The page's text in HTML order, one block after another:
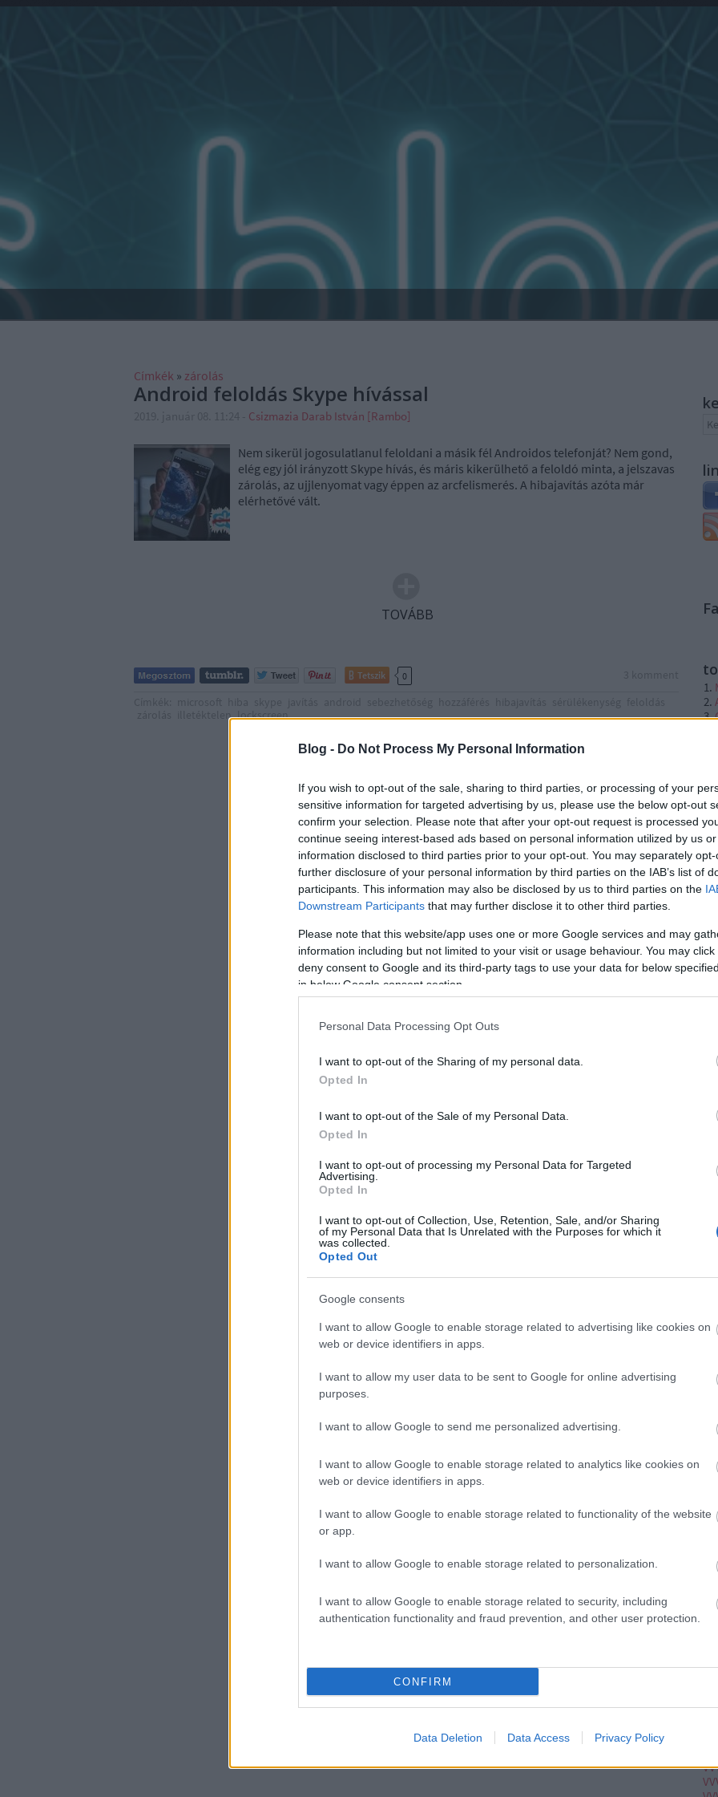
Blog - Do Not Process My Personal Information
If you wish to opt-out of the sale, sharing to third parties, or processing of your
sensitive information for targeted advertising by us, please use the below opt-out
confirm your selection. Please note that after your opt-out request is processed
continue seeing interest-based ads based on personal information utilized by us
information disclosed to third parties prior to your opt-out. You may separately
further disclosure of your personal information by third parties on the IAB’s list of
participants. This information may also be disclosed by us to third parties on the
Downstream Participants that may further disclose it to other third parties.
Please note that this website/app uses one or more Google services and may
information including but not limited to your visit or usage behaviour. You may
deny consent to Google and its third-party tags to use your data for below
in below Google consent section.
Personal Data Processing Opt Outs
I want to opt-out of the Sharing of my personal data.
Opted In
I want to opt-out of the Sale of my Personal Data.
Opted In
I want to opt-out of processing my Personal Data for Targeted
Advertising.
Opted In
I want to opt-out of Collection, Use, Retention, Sale, and/or Sharing
of my Personal Data that Is Unrelated with the Purposes for which it
was collected.
Opted Out
Google consents
I want to allow Google to enable storage related to advertising like cookies on
web or device identifiers in apps.
I want to allow my user data to be sent to Google for online advertising
purposes.
I want to allow Google to send me personalized advertising.
I want to allow Google to enable storage related to analytics like cookies on
web or device identifiers in apps.
I want to allow Google to enable storage related to functionality of the website
or app.
I want to allow Google to enable storage related to personalization.
I want to allow Google to enable storage related to security, including
authentication functionality and fraud prevention, and other user protection.
CONFIRM
Data Deletion Data Access Privacy Policy
Címkék » zárolás
Android feloldás Skype hívással
Csizmazia Darab István [Rambo]
Nem sikerül jogosulatlanul feloldani a másik fél Androidos telefonját? Nem gond,
elég egy jól irányzott Skype hívás, és máris kikerülhető a feloldó minta, a jelszavas
zárolás, az ujjlenyomat vagy éppen az arcfelismerés. A hibajavítás azóta már
elérhetővé vált.
TOVÁBB
Tetszik 0
illetéktelen lockscreen
A